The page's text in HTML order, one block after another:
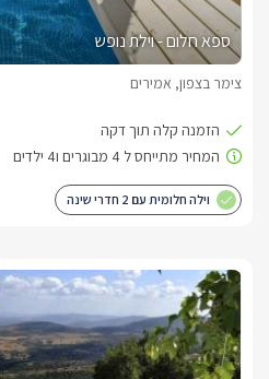
גדול
ארוחות ועיסויים
* טיפולים ועיסויים מקצועיים.
מיקום ואטרקציות
ספא חלום - וילת נופש
צימר בצפון, אמירים
וילה חלומית עם 2 חדרי שינה